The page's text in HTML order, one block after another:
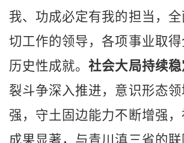
我、功成必定有我的担当，
切工作的领导，各项事业取得
历史性成就。社会大局持续稳
裂斗争深入推进，意识形态
强，守土固边能力不断增强
成果显著，与青川滇三省的